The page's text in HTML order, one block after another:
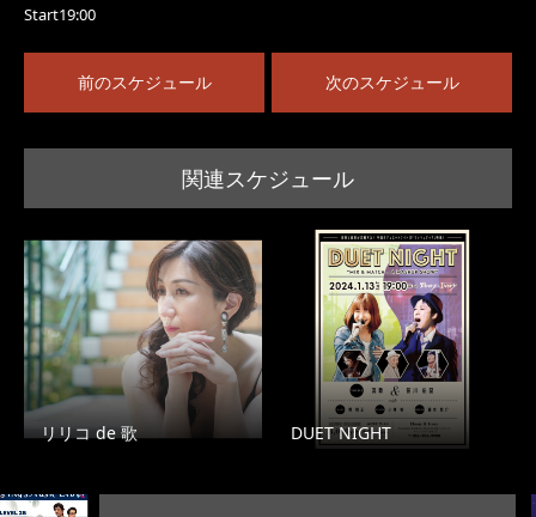
Start19:00
前のスケジュール 次のスケジュール
関連スケジュール
リリコ de 歌 DUET NIGHT